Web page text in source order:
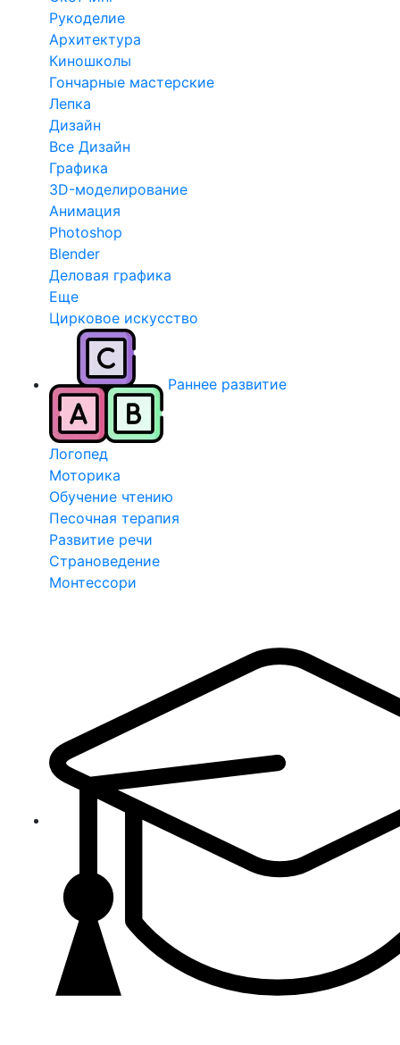
Рукоделие
Архитектура
Киношколы
Гончарные мастерские
Лепка
Дизайн
Все Дизайн
Графика
3D-моделирование
Анимация
Photoshop
Blender
Деловая графика
Еще
Цирковое искусство
Раннее развитие
Логопед
Моторика
Обучение чтению
Песочная терапия
Развитие речи
Страноведение
Монтессори